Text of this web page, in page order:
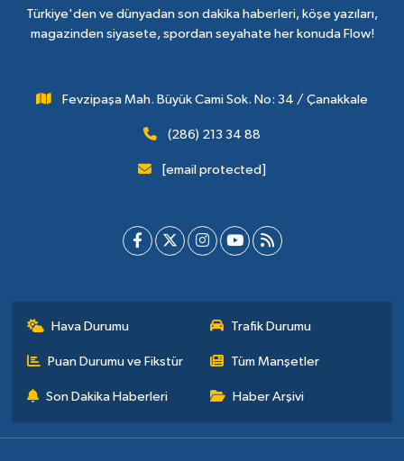
Türkiye'den ve dünyadan son dakika haberleri, köşe yazıları,
magazinden siyasete, spordan seyahate her konuda Flow!
Fevzipaşa Mah. Büyük Cami Sok. No: 34 / Çanakkale
(286) 213 34 88
[email protected]
Hava Durumu Trafik Durumu
Puan Durumu ve Fikstür Tüm Manşetler
Son Dakika Haberleri Haber Arşivi